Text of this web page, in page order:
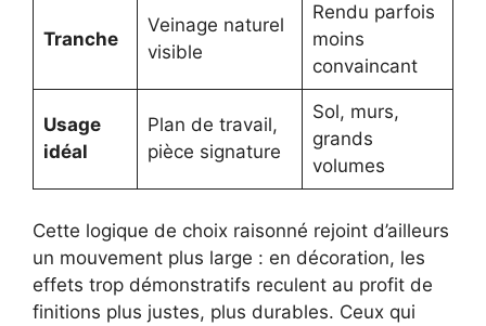
Tranche
Veinage naturel
visible
Rendu parfois
moins
convaincant
Usage
idéal
Plan de travail,
pièce signature
Sol, murs,
grands
volumes
Cette logique de choix raisonné rejoint d’ailleurs
un mouvement plus large : en décoration, les
effets trop démonstratifs reculent au profit de
finitions plus justes, plus durables. Ceux qui